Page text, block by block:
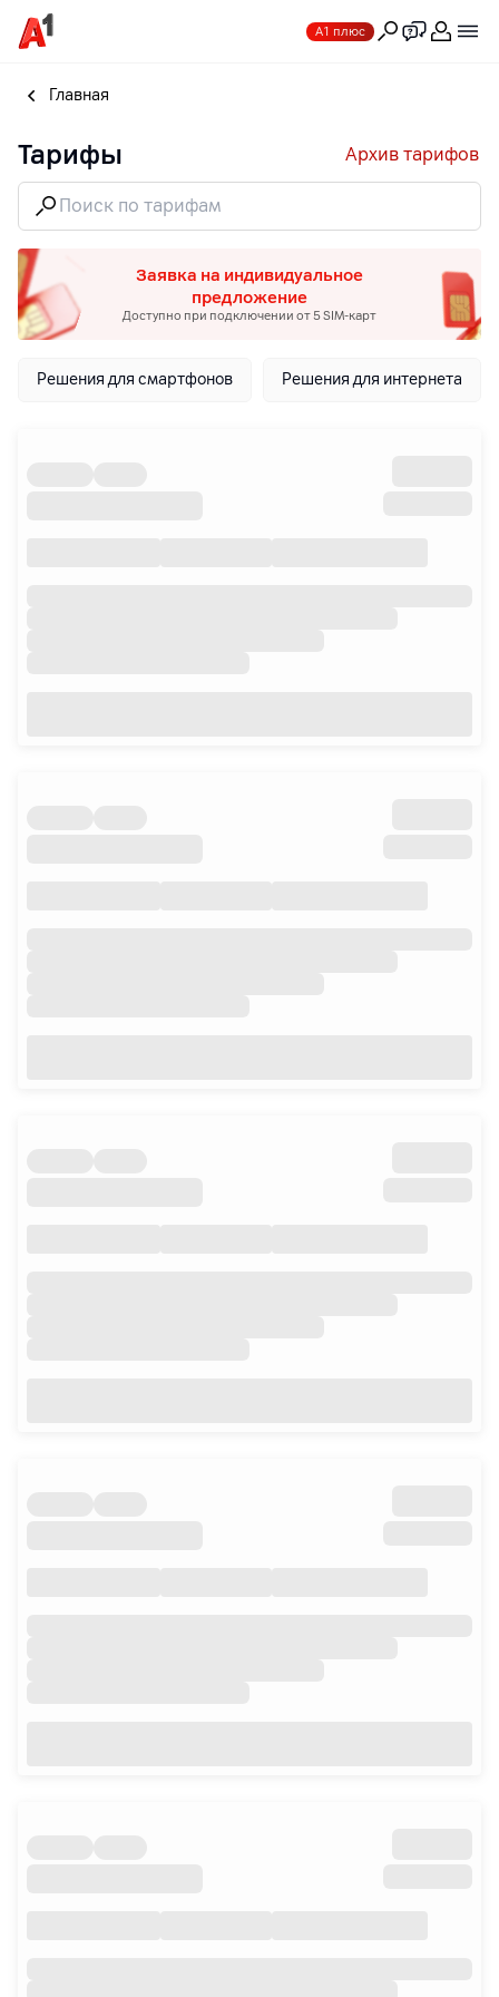
А1 плюс
Главная
Тарифы Архив тарифов
Заявка на индивидуальное
предложение
Доступно при подключении от 5 SIM-карт
Решения для смартфонов Решения для интернета